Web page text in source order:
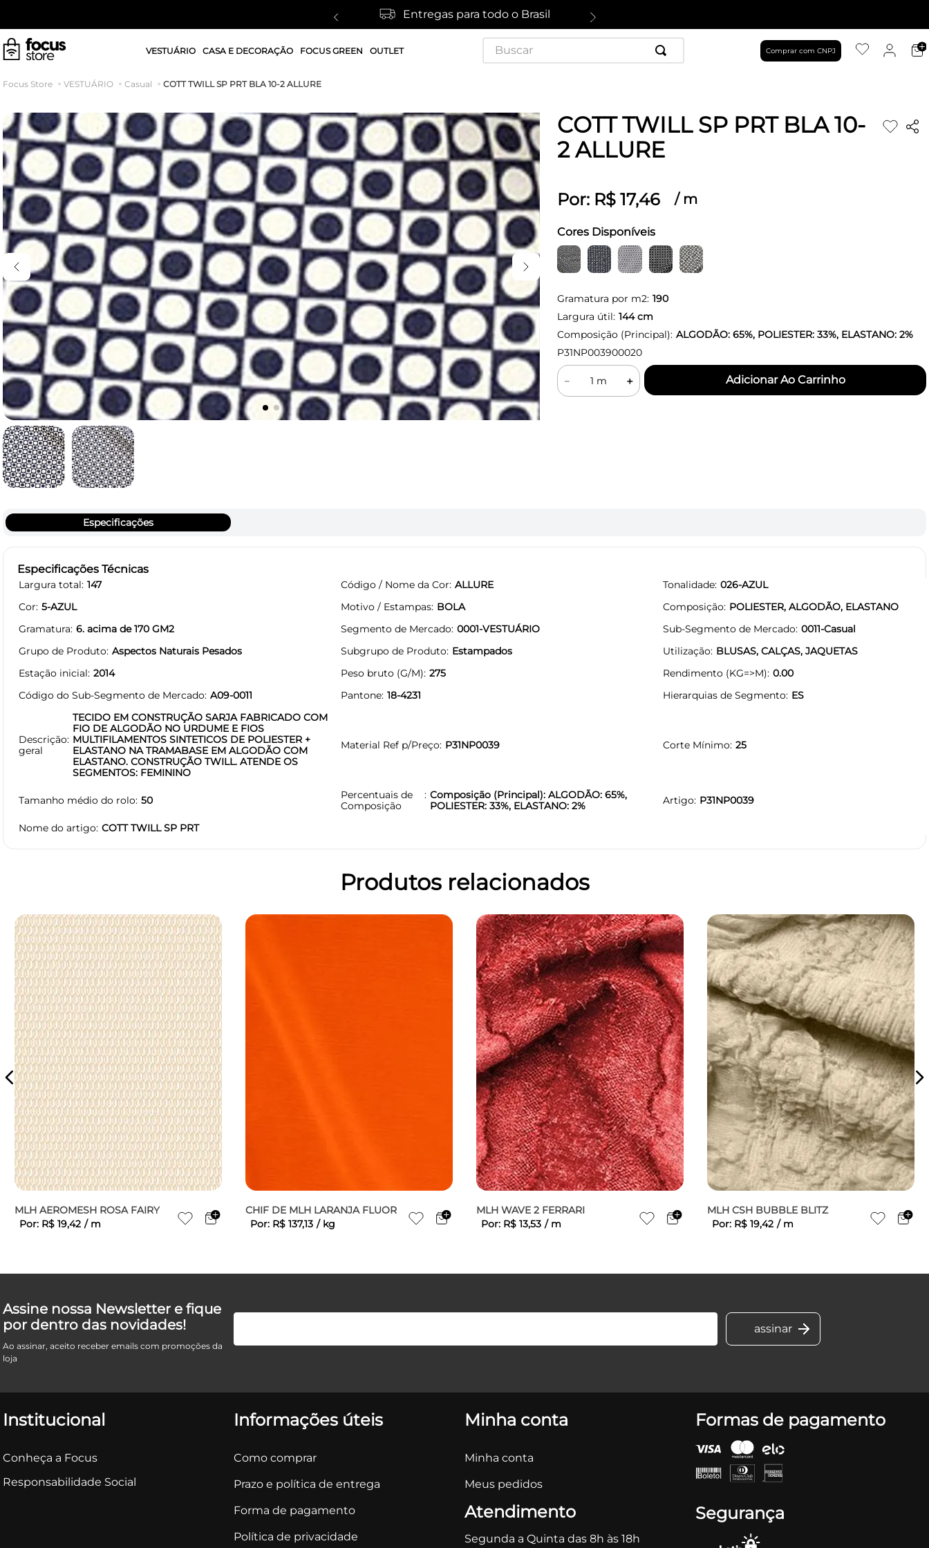
Entregas para todo o Brasil
VESTUÁRIO CASA E DECORAÇÃO FOCUS GREEN OUTLET
Buscar
Comprar com CNPJ
VESTUÁRIO Casual COTT TWILL SP PRT BLA 10-2 ALLURE
COTT TWILL SP PRT BLA 10-
2 ALLURE
Por: R$ 17,46 / m
Cores Disponíveis
Gramatura por m2: 190
Largura útil: 144cm
Composição (Principal): ALGODÃO: 65%, POLIESTER: 33%, ELASTANO: 2%
P31NP003900020
＋
－
Especificações
Especificações Técnicas
Largura total 147 Código / Nome da Cor ALLURE Tonalidade 026-AZUL
Cor 5-AZUL Motivo / Estampas BOLA Composição POLIESTER, ALGODÃO, ELASTANO
Gramatura 6. acima de 170 GM2 Segmento de Mercado 0001-VESTUÁRIO Sub-Segmento de Mercado 0011-Casual
Grupo de Produto Aspectos Naturais Pesados Subgrupo de Produto Estampados Utilização BLUSAS, CALÇAS, JAQUETAS
Estação inicial 2014 Peso bruto (G/M) 275 Rendimento (KG=>M) 0.00
Código do Sub-Segmento de Mercado A09-0011 Pantone 18-4231 Hierarquias de Segmento ES
Descrição
geral
TECIDO EM CONSTRUÇÃO SARJA FABRICADO COM
FIO DE ALGODÃO NO URDUME E FIOS
MULTIFILAMENTOS SINTETICOS DE POLIESTER +
ELASTANO NA TRAMABASE EM ALGODÃO COM
ELASTANO. CONSTRUÇÃO TWILL. ATENDE OS
SEGMENTOS: FEMININO
Material Ref p/Preço P31NP0039 Corte Mínimo 25
Tamanho médio do rolo 50
Percentuais de
Composição
Composição (Principal): ALGODÃO: 65%,
POLIESTER: 33%, ELASTANO: 2%
Artigo P31NP0039
Nome do artigo COTT TWILL SP PRT
Produtos relacionados
MLH AEROMESH ROSA FAIRY
Por: R$ 19,42 / m
CHIF DE MLH LARANJA FLUOR
Por: R$ 137,13 / kg
MLH WAVE 2 FERRARI
Por: R$ 13,53 / m
MLH CSH BUBBLE BLITZ
Por: R$ 19,42 / m
Assine nossa Newsletter e fique
por dentro das novidades!
Ao assinar, aceito receber emails com promoções da
loja
Institucional
Conheça a Focus
Responsabilidade Social
Informações úteis
Como comprar
Prazo e política de entrega
Forma de pagamento
Política de privacidade
Minha conta
Minha conta
Meus pedidos
Atendimento
Segunda a Quinta das 8h às 18h
Formas de pagamento
Segurança